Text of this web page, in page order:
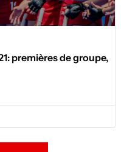
premières de groupe,